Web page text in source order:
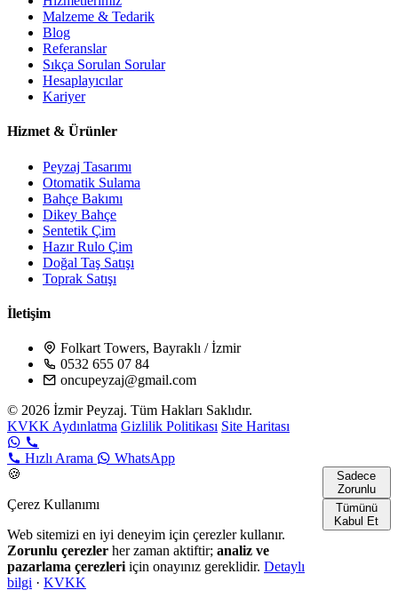
Malzeme & Tedarik
Blog
Referanslar
Sıkça Sorulan Sorular
Hesaplayıcılar
Kariyer
Hizmet & Ürünler
Peyzaj Tasarımı
Otomatik Sulama
Bahçe Bakımı
Dikey Bahçe
Sentetik Çim
Hazır Rulo Çim
Doğal Taş Satışı
Toprak Satışı
İletişim
Folkart Towers, Bayraklı / İzmir
0532 655 07 84
oncupeyzaj@gmail.com
© 2026 İzmir Peyzaj. Tüm Hakları Saklıdır.
KVKK Aydınlatma Gizlilik Politikası Site Haritası
Hızlı Arama
WhatsApp
🍪
Çerez Kullanımı
Web sitemizi en iyi deneyim için çerezler kullanır.
Zorunlu çerezler her zaman aktiftir; analiz ve
pazarlama çerezleri için onayınız gereklidir. Detaylı
bilgi · KVKK
Sadece
Zorunlu
Tümünü
Kabul Et